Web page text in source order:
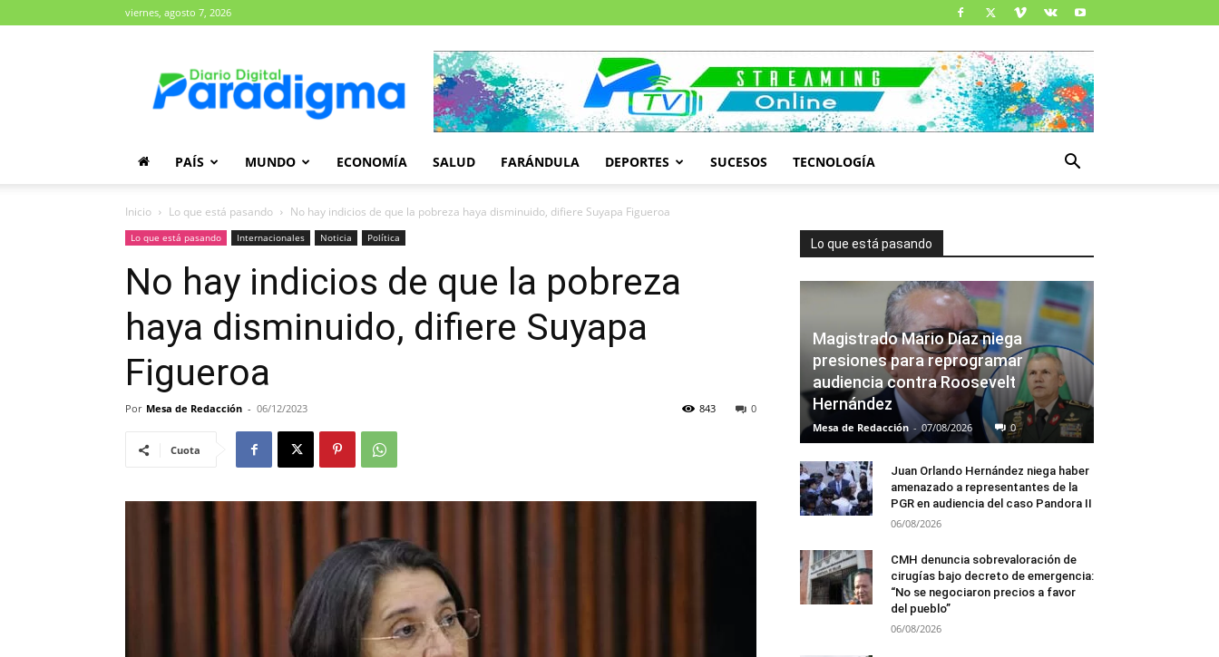
viernes, agosto 7, 2026
Paradigma
PAÍS MUNDO ECONOMÍA SALUD FARÁNDULA DEPORTES SUCESOS TECNOLOGÍA
Inicio Lo que está pasando No hay indicios de que la pobreza haya disminuido, difiere Suyapa Figueroa
Lo que está pasando Internacionales Noticia Política
No hay indicios de que la pobreza
haya disminuido, difiere Suyapa
Figueroa
Por Mesa de Redacción - 06/12/2023 0
843
Cuota
Lo que está pasando
Magistrado Mario Díaz niega
presiones para reprogramar
audiencia contra Roosevelt
Hernández
Mesa de Redacción - 07/08/2026 0
Juan Orlando Hernández niega haber
amenazado a representantes de la
PGR en audiencia del caso Pandora II
06/08/2026
CMH denuncia sobrevaloración de
cirugías bajo decreto de emergencia:
“No se negociaron precios a favor
del pueblo”
06/08/2026